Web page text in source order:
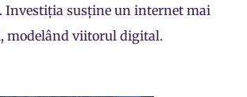
Investiția susține un internet mai
modelând viitorul digital.